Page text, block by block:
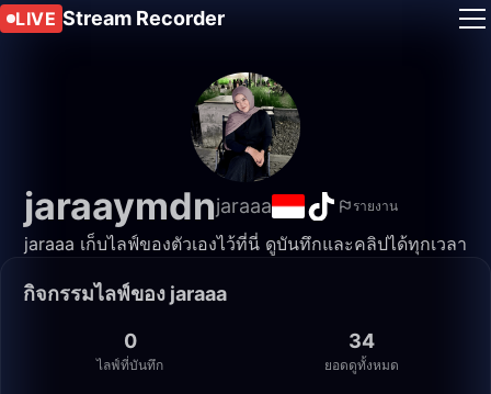
LIVE Stream Recorder
jaraaymdnjaraaa รายงาน
jaraaa เก็บไลฟ์ของตัวเองไว้ที่นี่ ดูบันทึกและคลิปได้ทุกเวลา
กิจกรรมไลฟ์ของ jaraaa
0
ไลฟ์ที่บันทึก
34
ยอดดูทั้งหมด